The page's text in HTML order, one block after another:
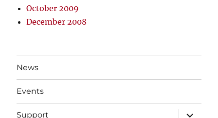
October 2009
December 2008
News
Events
Support
expand